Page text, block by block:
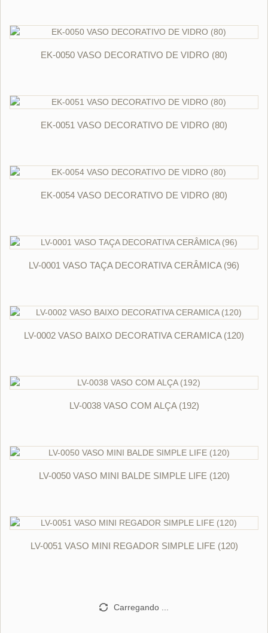
EK-0050 VASO DECORATIVO DE VIDRO (80)
EK-0051 VASO DECORATIVO DE VIDRO (80)
EK-0054 VASO DECORATIVO DE VIDRO (80)
LV-0001 VASO TAÇA DECORATIVA CERÂMICA (96)
LV-0002 VASO BAIXO DECORATIVA CERAMICA (120)
LV-0038 VASO COM ALÇA (192)
LV-0050 VASO MINI BALDE SIMPLE LIFE (120)
LV-0051 VASO MINI REGADOR SIMPLE LIFE (120)
Carregando ...